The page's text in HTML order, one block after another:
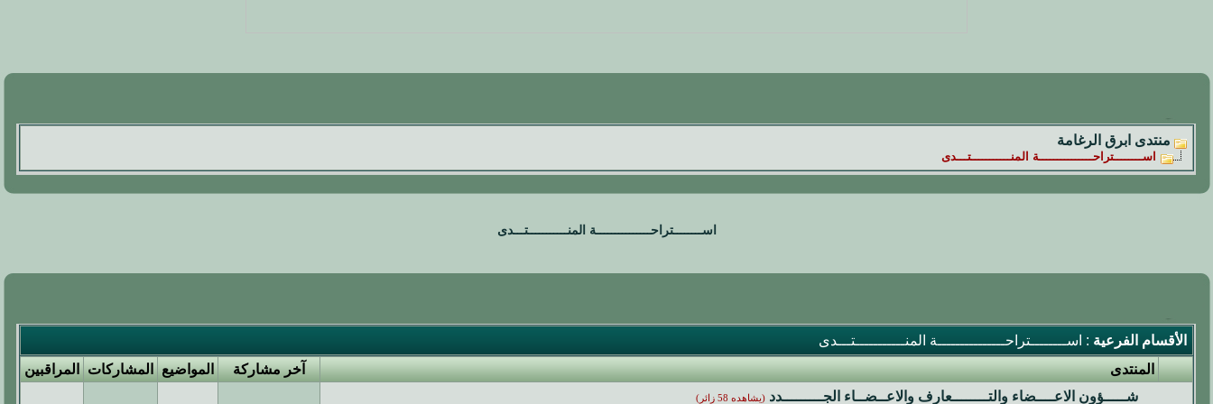
منتدى ابرق الرغامة
اســــــــتراحـــــــــــــــة المنـــــــــــتـــدى
اســــــــتراحـــــــــــــــة المنـــــــــــتـــدى
الأقسام الفرعية : اســــــــتراحـــــــــــــــة المنـــــــــــتـــدى
المنتدى
آخر مشاركة المواضيع المشاركات
المراقبين
شـــــؤون الاعــــضاء والتــــــــعارف والاعــضــاء الجـــــــــدد (يشاهده 58 زائر)